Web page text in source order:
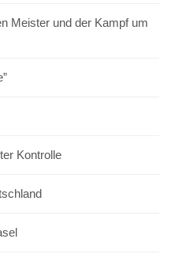
Meister und der Kampf um
Kontrolle